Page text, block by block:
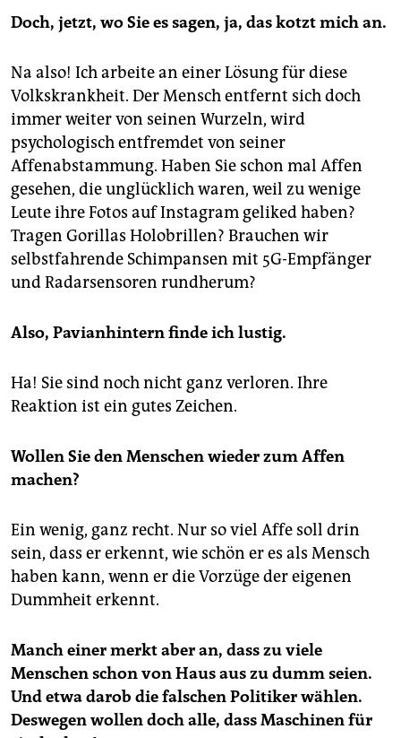
Doch, jetzt, wo Sie es sagen, ja, das kotzt mich an.
Na also! Ich arbeite an einer Lösung für diese
Volkskrankheit. Der Mensch entfernt sich doch
immer weiter von seinen Wurzeln, wird
psychologisch entfremdet von seiner
Affenabstammung. Haben Sie schon mal Affen
gesehen, die unglücklich waren, weil zu wenige
Leute ihre Fotos auf Instagram geliked haben?
Tragen Gorillas Holo­brillen? Brauchen wir
selbstfahrende Schimpansen mit 5G-Empfänger
und Radarsensoren rundherum?
Also, Pavianhintern finde ich lustig.
Ha! Sie sind noch nicht ganz verloren. Ihre
Reaktion ist ein gutes Zeichen.
Wollen Sie den Menschen wieder zum Affen
machen?
Ein wenig, ganz recht. Nur so viel Affe soll drin
sein, dass er erkennt, wie schön er es als Mensch
haben kann, wenn er die Vorzüge der eigenen
Dummheit erkennt.
Manch einer merkt aber an, dass zu viele
Menschen schon von Haus aus zu dumm seien.
Und etwa darob die falschen Politiker wählen.
Deswegen wollen doch alle, dass Maschinen für